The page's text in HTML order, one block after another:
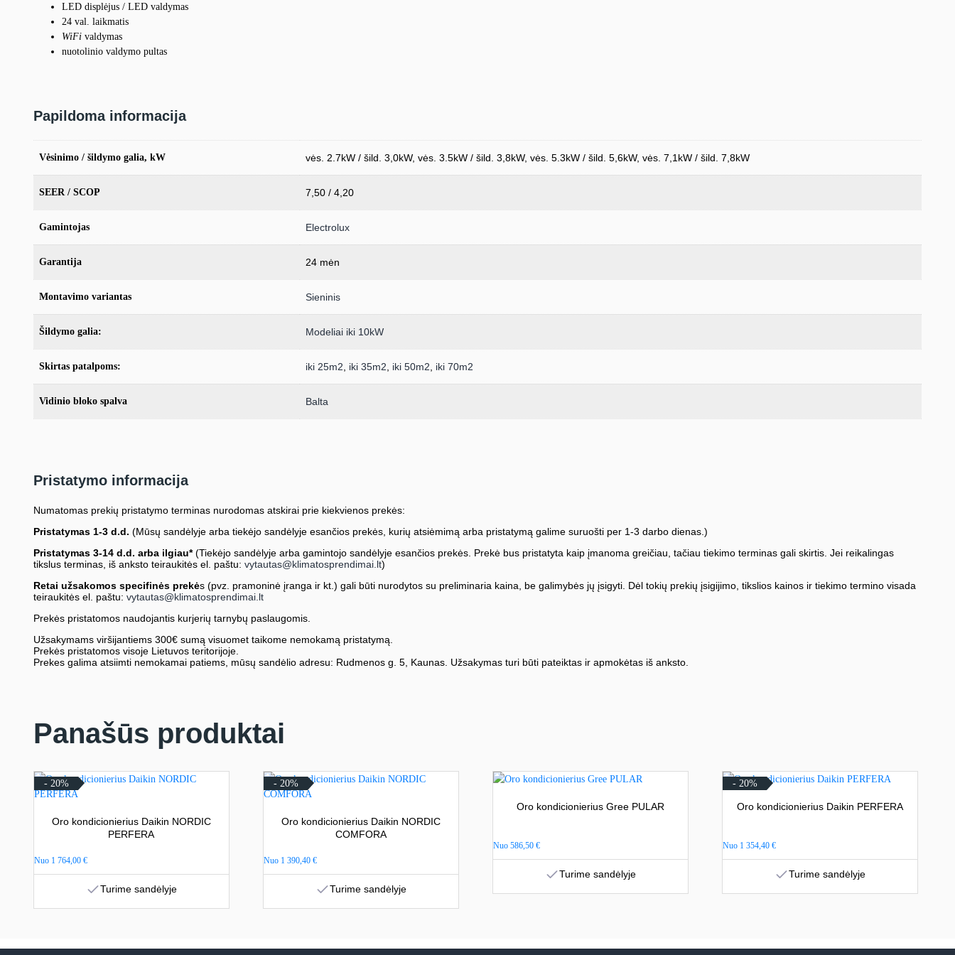
LED displėjus / LED valdymas
24 val. laikmatis
WiFi valdymas
nuotolinio valdymo pultas
Papildoma informacija
Vėsinimo / šildymo galia, kW vės. 2.7kW / šild. 3,0kW, vės. 3.5kW / šild. 3,8kW, vės. 5.3kW / šild. 5,6kW, vės. 7,1kW / šild. 7,8kW
SEER / SCOP 7,50 / 4,20
Gamintojas Electrolux
Garantija 24 mėn
Montavimo variantas Sieninis
Šildymo galia: Modeliai iki 10kW
Skirtas patalpoms: iki 25m2 iki 35m2 iki 50m2 iki 70m2
Vidinio bloko spalva Balta
Pristatymo informacija
Numatomas prekių pristatymo terminas nurodomas atskirai prie kiekvienos prekės:
Pristatymas 1-3 d.d. (Mūsų sandėlyje arba tiekėjo sandėlyje esančios prekės, kurių atsiėmimą arba pristatymą galime suruošti per 1-3 darbo dienas.)
Pristatymas 3-14 d.d. arba ilgiau*(Tiekėjo sandėlyje arba gamintojo sandėlyje esančios prekės. Prekė bus pristatyta kaip įmanoma greičiau, tačiau tiekimo terminas gali skirtis. Jei reikalingas
tikslus terminas, iš anksto teiraukitės el. paštu: vytautas@klimatosprendimai.lt)
Retai užsakomos specifinės prekės (pvz. pramoninė įranga ir kt.) gali būti nurodytos su preliminaria kaina, be galimybės jų įsigyti. Dėl tokių prekių įsigijimo, tikslios kainos ir tiekimo termino visada
teiraukitės el. paštu: vytautas@klimatosprendimai.lt
Prekės pristatomos naudojantis kurjerių tarnybų paslaugomis.
Užsakymams viršijantiems 300€ sumą visuomet taikome nemokamą pristatymą.
Prekės pristatomos visoje Lietuvos teritorijoje.
Prekes galima atsiimti nemokamai patiems, mūsų sandėlio adresu: Rudmenos g. 5, Kaunas. Užsakymas turi būti pateiktas ir apmokėtas iš anksto.
Panašūs produktai
- 20%
Oro kondicionierius Daikin NORDIC
PERFERA
Nuo 1 764,00 €
Turime sandėlyje
- 20%
Oro kondicionierius Daikin NORDIC
COMFORA
Nuo 1 390,40€
Turime sandėlyje
Oro kondicionierius Gree PULAR
Nuo586,50€
Turime sandėlyje
- 20%
Oro kondicionierius Daikin PERFERA
Nuo 1 354,40€
Turime sandėlyje